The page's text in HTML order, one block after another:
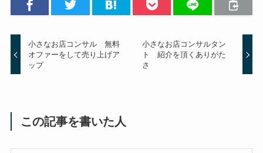
小さなお店コンサル 無料
オファーをして売り上げア
ップ
小さなお店コンサルタン
ト 紹介を頂くありがた
さ
この記事を書いた人